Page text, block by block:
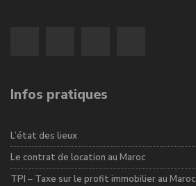
Infos pratiques
L’état des lieux
Le contrat de location au Maroc
TPI – Taxe sur le profit immobilier au Maroc